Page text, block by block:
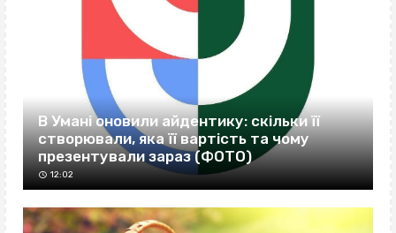
В Умані оновили айдентику: скільки її
створювали, яка її вартість та чому
презентували зараз (ФОТО)
12:02